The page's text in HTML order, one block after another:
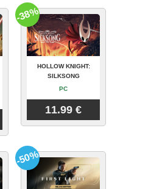
HOLLOW KNIGHT:
SILKSONG
PC
11.99 €
-38%
-50%